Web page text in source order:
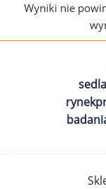
Wyniki nie